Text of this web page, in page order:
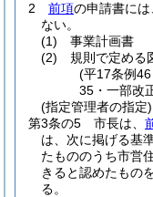
2
前項の申請書に
ない。
(1)
事業計画書
(2)
規則で定める
(平17条例
35・一部改
(指定管理者の指定)
第3条の5
市長は、
は、次に掲げる基
たもののうち市営
きると認めたもの
る。